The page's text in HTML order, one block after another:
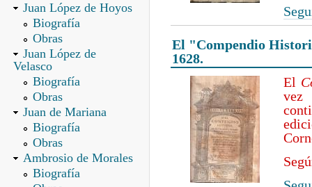
Juan López de Hoyos
Biografía
Obras
Juan López de
Velasco
Biografía
Obras
Juan de Mariana
Biografía
Obras
Ambrosio de Morales
Biografía
El "Compendio
1628.
El